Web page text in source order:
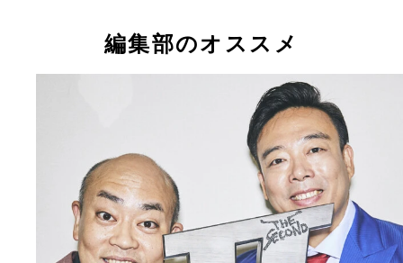
編集部のオススメ